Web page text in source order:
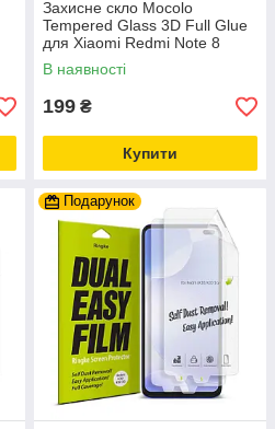
Захисне скло Mocolo
Tempered Glass 3D Full Glue
для Xiaomi Redmi Note 8
Black
В наявності
199 ₴
Купити
Подарунок